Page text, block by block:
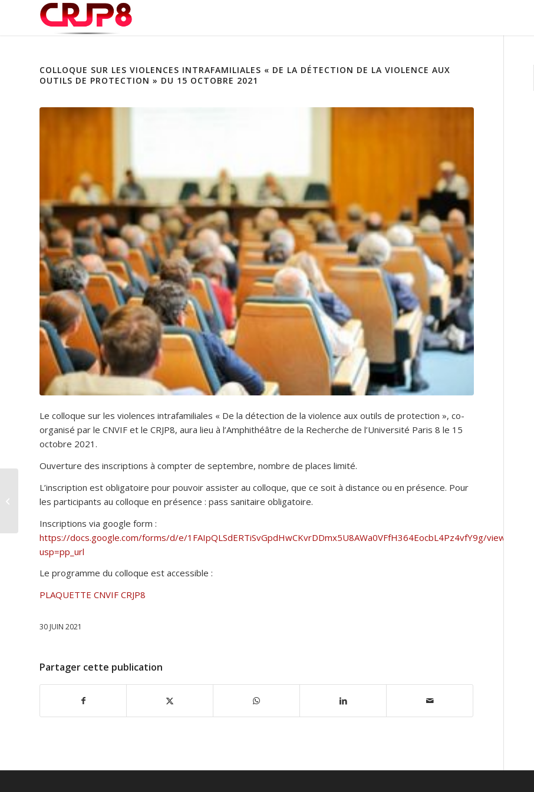
COLLOQUE SUR LES VIOLENCES INTRAFAMILIALES « DE LA DÉTECTION DE LA VIOLENCE AUX
OUTILS DE PROTECTION » DU 15 OCTOBRE 2021
Le colloque sur les violences intrafamiliales « De la détection de la violence aux outils de protection », co-
organisé par le CNVIF et le CRJP8, aura lieu à l’Amphithéâtre de la Recherche de l’Université Paris 8 le 15
octobre 2021.
Ouverture des inscriptions à compter de septembre, nombre de places limité.
L’inscription est obligatoire pour pouvoir assister au colloque, que ce soit à distance ou en présence. Pour
les participants au colloque en présence : pass sanitaire obligatoire.
Inscriptions via google form :
https://docs.google.com/forms/d/e/1FAIpQLSdERTiSvGpdHwCKvrDDmx5U8AWa0VFfH364EocbL4Pz4vfY9g/viewform?
usp=pp_url
Le programme du colloque est accessible :
PLAQUETTE CNVIF CRJP8
30 JUIN 2021
Partager cette publication
Colloque international
pluridisciplinaire « Le
transhumanisme à
l’ère...